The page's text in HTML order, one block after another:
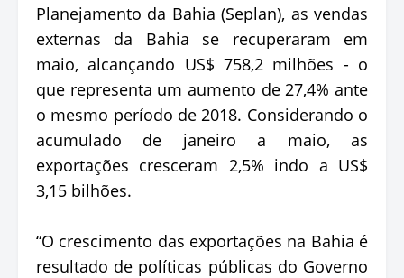
Planejamento da Bahia (Seplan), as vendas
externas da Bahia se recuperaram em
maio, alcançando US$ 758,2 milhões - o
que representa um aumento de 27,4% ante
o mesmo período de 2018. Considerando o
acumulado de janeiro a maio, as
exportações cresceram 2,5% indo a US$
3,15 bilhões.
“O crescimento das exportações na Bahia é
resultado de políticas públicas do Governo